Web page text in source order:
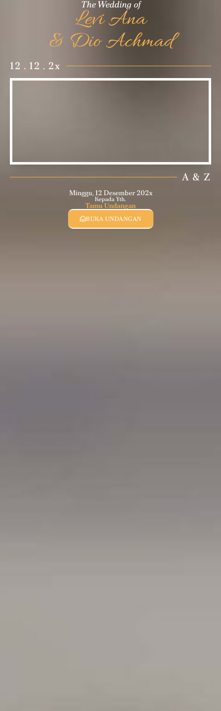
The Wedding of
Levi Ana
& Dio Achmad
12 . 12 . 2x
A & Z
Minggu, 12 Desember 202x
Kepada Yth.
Tamu Undangan
BUKA UNDANGAN